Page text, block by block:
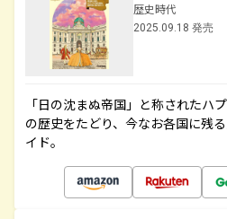
歴史時代
2025.09.18 発売
「日の沈まぬ帝国」と称されたハ
の歴史をたどり、今なお各国に残
イド。